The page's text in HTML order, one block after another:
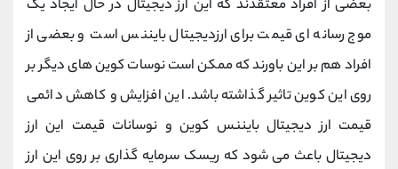
بعضی از افراد معتقدند که این ارز دیجیتال در حال ایجاد یک
موج رسانه ای قیمت برای ارزدیجیتال بایننس است و بعضی از
افراد هم بر این باورند که ممکن است نوسات کوین های دیگر بر
روی این کوین تاثیر گذاشته باشد. این افزایش و کاهش دائمی
قیمت ارز دیجیتال بایننس کوین و نوسانات قیمت این ارز
دیجیتال باعث می شود که ریسک سرمایه گذاری بر روی این ارز